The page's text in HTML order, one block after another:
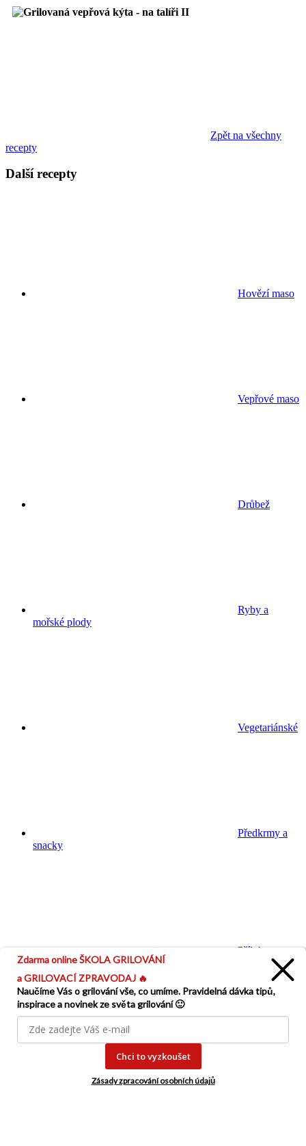
Zpět na všechny
recepty
Další recepty
Hovězí maso
Vepřové maso
Drůbež
Ryby a
mořské plody
Vegetariánské
Předkrmy a
snacky
Přílohy
Vhodné vybavení k přípravě receptu
Zdarma online ŠKOLA GRILOVÁNÍ
a GRILOVACÍ ZPRAVODAJ 🔥
Naučíme Vás o grilování vše, co umíme. Pravidelná dávka tipů,
inspirace a novinek ze světa grilování 🙂
Chci to vyzkoušet
Zásady zpracování osobníchúdajů